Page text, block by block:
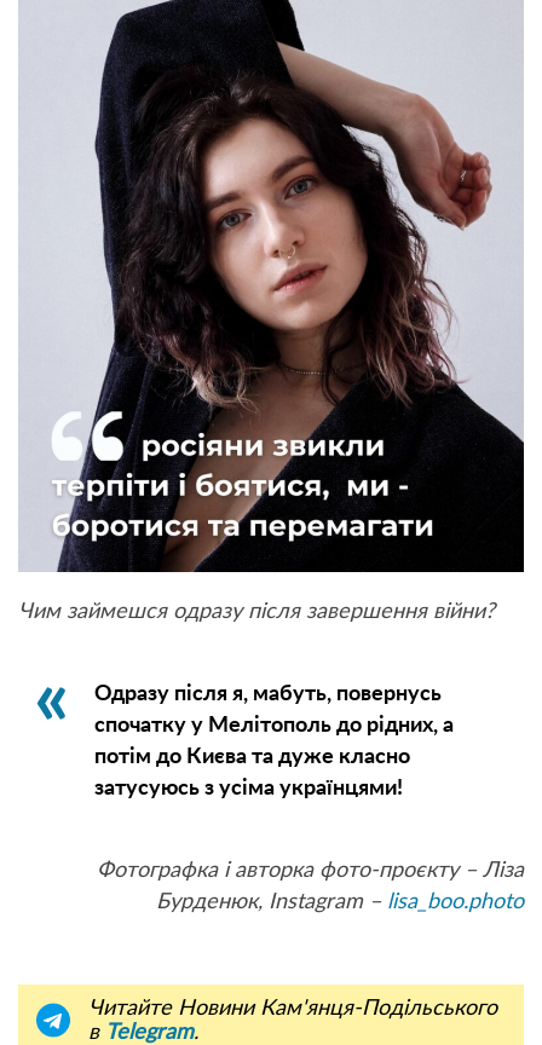
Чим займешся одразу після завершення війни?
Одразу після я, мабуть, повернусь
спочатку у Мелітополь до рідних, а
потім до Києва та дуже класно
затусуюсь з усіма українцями!
Фотографка і авторка фото-проєкту – Ліза
Бурденюк, Instagram – lisa_boo.photo
Читайте Новини Кам'янця-Подільського
в Telegram.